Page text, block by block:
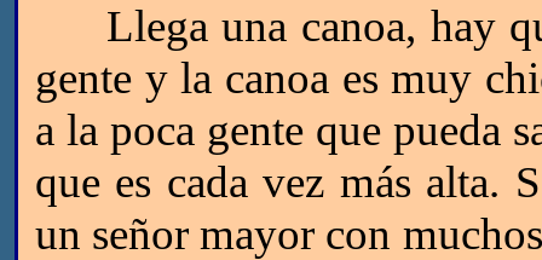
Llega una canoa, hay
gente y la canoa es muy
a la poca gente que pueda
que es cada vez más alta.
un señor mayor con